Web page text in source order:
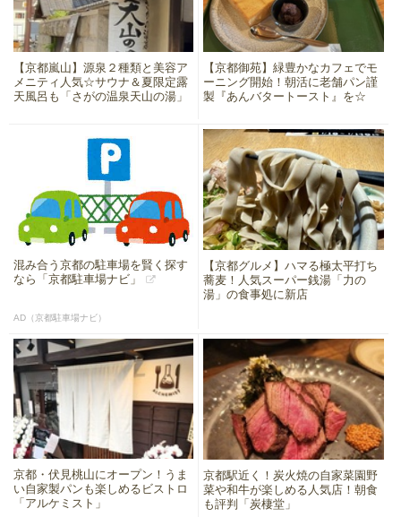
【京都嵐山】源泉２種類と美容ア
メニティ人気☆サウナ＆夏限定露
天風呂も「さがの温泉天山の湯」
【京都御苑】緑豊かなカフェでモ
ーニング開始！朝活に老舗パン謹
製『あんバタートースト』を☆
混み合う京都の駐車場を賢く探す
なら「京都駐車場ナビ」
AD（京都駐車場ナビ）
【京都グルメ】ハマる極太平打ち
蕎麦！人気スーパー銭湯「力の
湯」の食事処に新店
京都・伏見桃山にオープン！うま
い自家製パンも楽しめるビストロ
「アルケミスト」
京都駅近く！炭火焼の自家菜園野
菜や和牛が楽しめる人気店！朝食
も評判「炭棲堂」